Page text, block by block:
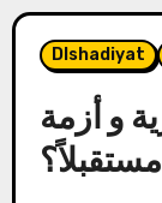
Dlshadiyat
و أزمة